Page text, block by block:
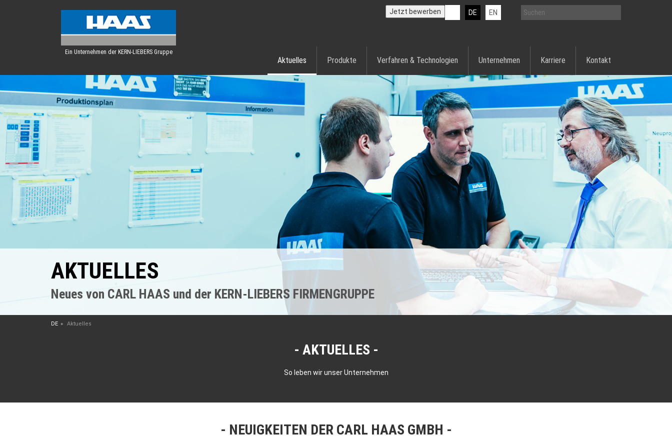
Ein Unternehmen der KERN-LIEBERS Gruppe
DE EN
Jetzt bewerben
Aktuelles Produkte Verfahren & Technologien Unternehmen Karriere Kontakt
AKTUELLES
Neues von CARL HAAS und der KERN-LIEBERS FIRMENGRUPPE
DE Aktuelles
AKTUELLES
So leben wir unser Unternehmen
NEUIGKEITEN DER CARL HAAS GMBH